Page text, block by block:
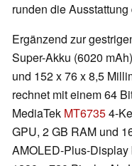
runden die
Ergänzend zur
Super-Akku (6020
und 152 x 76 x 8,5
rechnet mit einem 64
MediaTek MT67354-
GPU, 2 GB RAM und
AMOLED-Plus-